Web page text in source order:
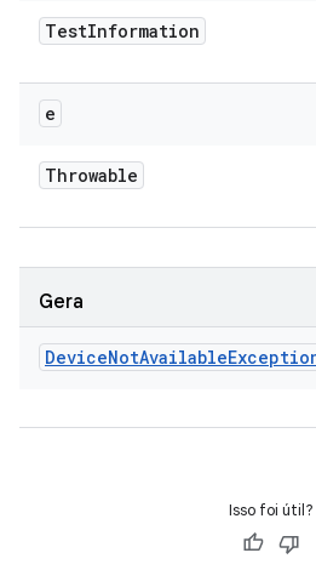
TestInformation
e
Throwable
Gera
DeviceNotAvailable
Isso foi útil?